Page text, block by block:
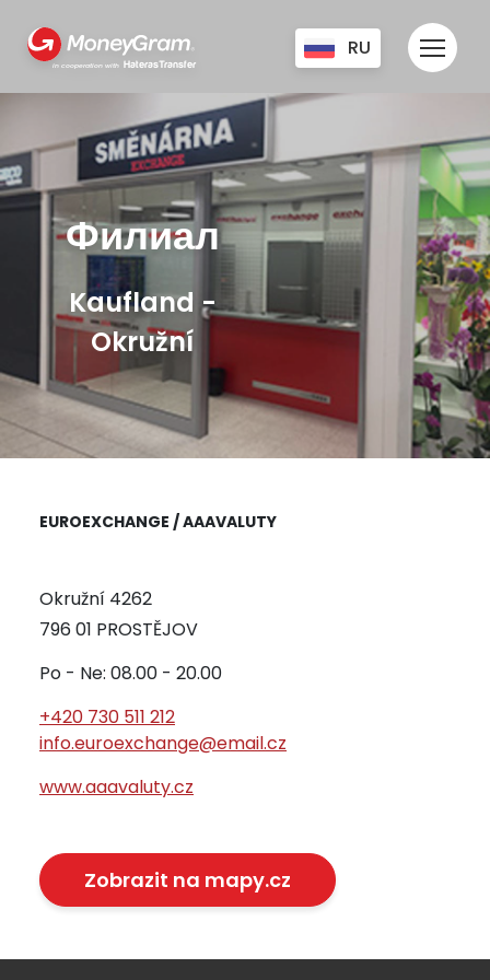
in cooperation with HaterasTransfer
RU
Филиал
Kaufland -
Okružní
EUROEXCHANGE / AAAVALUTY
Okružní 4262
796 01 PROSTĚJOV
Po - Ne: 08.00 - 20.00
+420 730 511 212
info.euroexchange@email.cz
www.aaavaluty.cz
Zobrazit na mapy.cz